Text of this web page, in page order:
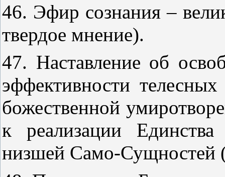
46. Эфир сознания –
твердое мнение).
47. Наставление об
эффективности
божественной
к реализации
низшей Само-Сущностей